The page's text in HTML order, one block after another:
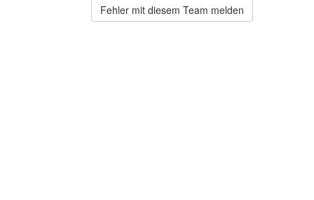
Fehler mit diesem Team melden